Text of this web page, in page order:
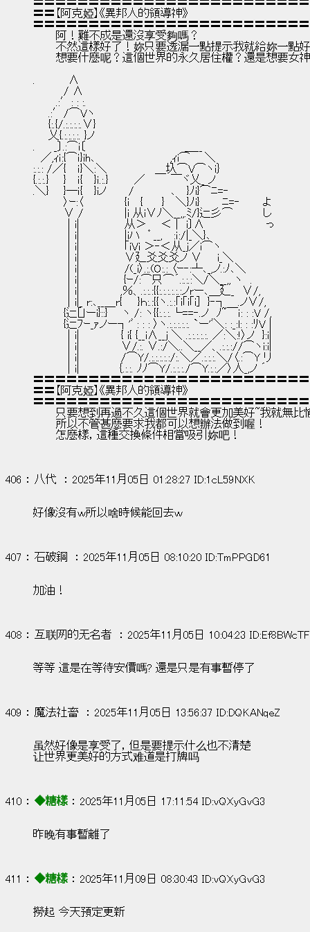
〓〓〓〓〓〓〓〓〓〓〓〓〓〓〓〓〓〓〓〓〓〓〓〓
〓〓【阿克婭】《異邦人的領導神》
〓〓〓〓〓〓〓〓〓〓〓〓〓〓〓〓〓〓〓〓〓〓〓〓
阿！難不成是還沒享受夠嗎？
不然這樣好了！妳只要透漏一點提示我就給妳一點
想要什麼呢？這個世界的永久居住權？還是想要女
.　 　 　 ∧
/ ∧
.:′: : :.
.:′/⌒Vヽ
{:.{/.:.:.:.:.∨}
乂{.:.:.:.:. }ノ
.　　 _〕.:⌒i〔　　　　　　　　　　　　　＿__
／,ｨｉ:{⌒ｉ}ih､　　　　　 　 　 　 ,ｨi⌒ 　 ＼
:.:.: /／{　 ｉ}＼:＼ 　 　 　 　 ＿圦⌒V⌒ヽi｝
{.:.:.} 　 }　 ｉ{　 }ｉ.:.} 　 　 ／ 　 　 ￣ヾ乂_ ノ
.＼} 　 }─ｉ{　 }iノ　 　 / 　 　 　 ､　 }ﾉi}⌒ﾆ=‐
〉ｰ:〈　　 　 　 {i　 { 　　}　 ＼}ﾉi}　 　 ﾆ=‐　 　 よ
∨ /　　 　 　 |i 从i∨ﾉ＼__,,.ﾐ/}辷彡⌒　　　　し
｜i|　　　　 　 从＞ 　 ＜ |　i〕∧　　　　　　　　っ
｜i|　　　　 　 |iハ　゜__, 　:ｉ:/|_＼}､
｜i|　　　 　 　｢iVi ＞‐＜从_j／i⌒ヽ
｜i|　　 　 　　∨廴爻爻爻ノ ∨　　i_＼
｜i|　　　　 　 /(_i〉.:.(O:.: 〈ｰ‐:┴､_,ノ.:ﾉ､＼
｜i|　 　 　 　 {ｰ/:⌒只⌒´.:.:.:＼/＼__,, ヽ　.
｜i|　　 　 　 ,％、.:.:.:{{:.:.:.:.:.:ノrー､＿廴_　∨/,
｜i|_ r:､__＿r{　　}ｈ:.:{{ヽ.:.:｢i｢i｢i]　}‐┐ 　.ノ∨/,
{辷[｣ーi}::} 　 ヽ /: ヽ{{:.:.:.└==‐.ノ　ﾉ~￣ｉ: : :V /,
{辷ﾌｰ_ｧノー┐'ﾞ : : : 〉ヽ.:.:.:.:.:. `ー'ﾞ＼: :_:l: : :ﾘV |
｜i|　　　　　 { i{ {__i∧__j ＼ .:.:.:.:.:. ／:＼:!〉ノ　}:i|
｜i|　　　　　 ∨/.:. ∨.:/＼..＼__／、.:.:.://⌒ヽi:i|
｜i|　　　　　 /⌒Y/.:.:.:.:.:/:.＼／.:.:.:.＼/〈.:⌒Y リ
｜i|　　　　　｛.:.:. ﾉﾉ⌒Y/.:.:.:./⌒Y.:.:／〉人_,ノ ´
〓〓〓〓〓〓〓〓〓〓〓〓〓〓〓〓〓〓〓〓〓〓〓〓
〓〓【阿克婭】《異邦人的領導神》
〓〓〓〓〓〓〓〓〓〓〓〓〓〓〓〓〓〓〓〓〓〓〓〓
只要想到再過不久這個世界就會更加美好~我就無比
所以不管甚麼要求我都可以想辦法做到喔！
怎麼樣，這種交換條件相當吸引妳吧！
406 ： 八代  ： 2025年11月05日 01:28:27 ID:1cL59NXK
好像沒有ｗ所以啥時候能回去ｗ
407 ： 石破鋼  ： 2025年11月05日 08:10:20 ID:TmPPGD61
加油！
408 ： 互联网的无名者  ： 2025年11月05日 10:04:23 ID:Ef8BWcTF
等等 這是在等待安價嗎? 還是只是有事暫停了
409 ： 魔法社畜  ： 2025年11月05日 13:56:37 ID:DQKANqeZ
虽然好像是享受了，但是要提示什么也不清楚
让世界更美好的方式难道是打牌吗
410 ： ◆糖樣 ： 2025年11月05日 17:11:54 ID:vQXyGvG3
昨晚有事暫離了
411 ： ◆糖樣 ： 2025年11月09日 08:30:43 ID:vQXyGvG3
撈起 今天預定更新